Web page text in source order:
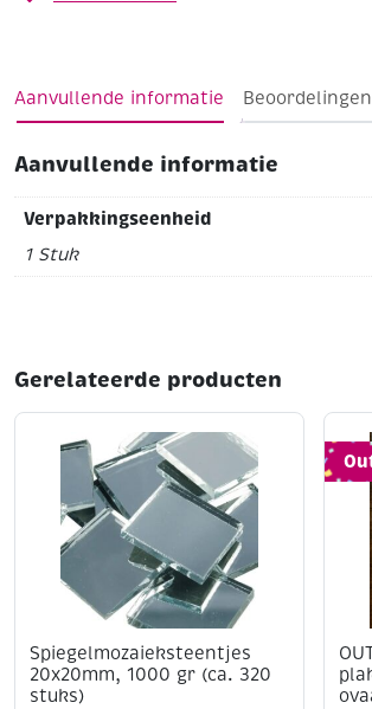
Aanvullende informatie
Aanvullende informatie
Verpakkingseenheid
1 Stuk
Gerelateerde producten
Spiegelmozaieksteentjes
20x20mm, 1000 gr (ca. 320
stuks)